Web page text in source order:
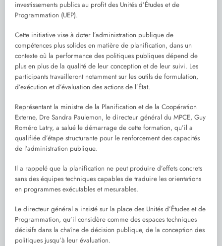
investissements publics au profit des Unités d’Études et de
Programmation (UEP).
Cette initiative vise à doter l’administration publique de
compétences plus solides en matière de planification, dans un
contexte où la performance des politiques publiques dépend de
plus en plus de la qualité de leur conception et de leur suivi. Les
participants travailleront notamment sur les outils de formulation,
d’exécution et d’évaluation des actions de l’État.
Représentant la ministre de la Planification et de la Coopération
Externe, Dre Sandra Paulemon, le directeur général du MPCE, Guy
Roméro Latry, a salué le démarrage de cette formation, qu’il a
qualifiée d’étape structurante pour le renforcement des capacités
de l’administration publique.
Il a rappelé que la planification ne peut produire d’effets concrets
sans des équipes techniques capables de traduire les orientations
en programmes exécutables et mesurables.
Le directeur général a insisté sur la place des Unités d’Études et de
Programmation, qu’il considère comme des espaces techniques
décisifs dans la chaîne de décision publique, de la conception des
politiques jusqu’à leur évaluation.